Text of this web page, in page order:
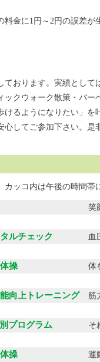
金に1円～2円の誤差が
ております。実績とし
ックウォーク散策・バ
けるようになりたい」
心してご参加下さい。是
ッコ内は午後の時間帯
笑
ルチェック 血
操 体
向上トレーニング 筋
プログラム そ
操 運